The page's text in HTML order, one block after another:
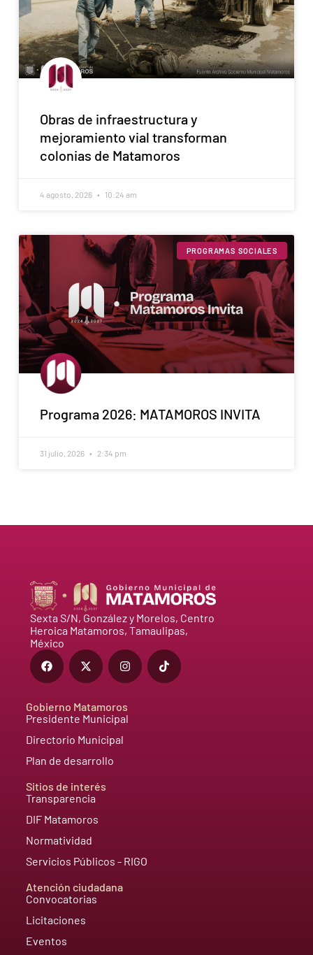
Obras de infraestructura y
mejoramiento vial transforman
colonias de Matamoros
4 agosto, 2026 10:24 am
PROGRAMAS SOCIALES
Programa 2026: MATAMOROS INVITA
31 julio, 2026 2:34 pm
Sexta S/N, González y Morelos, Centro
Heroica Matamoros, Tamaulipas,
México
Gobierno Matamoros
Presidente Municipal
Directorio Municipal
Plan de desarrollo
Sitios de interés
Transparencia
DIF Matamoros
Normatividad
Servicios Públicos - RIGO
Atención ciudadana
Convocatorias
Licitaciones
Eventos